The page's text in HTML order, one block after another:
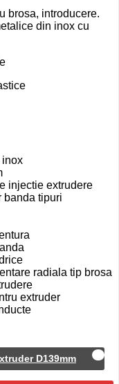
brosa, introducere.
din inox cu
inox
injectie extrudere
banda tipuri
radiala tip brosa
extruder
D139mm